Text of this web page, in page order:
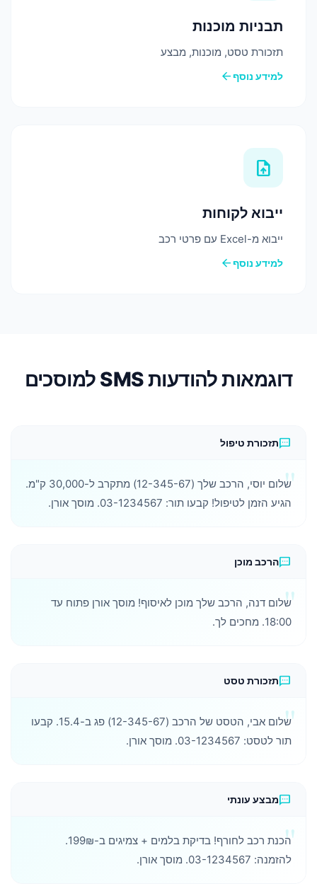
תבניות מוכנות
תזכורת טסט, מוכנות, מבצע
למידע נוסףarrow_back
upload_file
ייבוא לקוחות
ייבוא מ-Excel עם פרטי רכב
למידע נוסףarrow_back
דוגמאות להודעות SMS למוסכים
smsתזכורת טיפול
שלום יוסי, הרכב שלך (12-345-67) מתקרב ל-30,000 ק"מ.
הגיע הזמן לטיפול! קבעו תור: 03-1234567. מוסך אורן.
smsהרכב מוכן
שלום דנה, הרכב שלך מוכן לאיסוף! מוסך אורן פתוח עד
18:00. מחכים לך.
smsתזכורת טסט
שלום אבי, הטסט של הרכב (12-345-67) פג ב-15.4. קבעו
תור לטסט: 03-1234567. מוסך אורן.
smsמבצע עונתי
הכנת רכב לחורף! בדיקת בלמים + צמיגים ב-199₪.
להזמנה: 03-1234567. מוסך אורן.